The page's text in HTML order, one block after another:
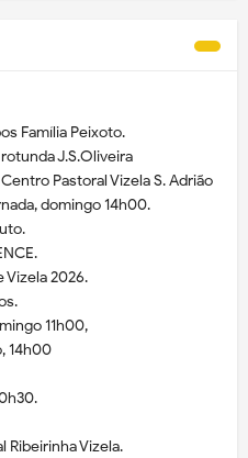
Família Peixoto.
J.S.Oliveira
Pastoral Vizela S. Adrião
domingo 14h00.
Vizela 2026.
11h00,
14h00
Ribeirinha Vizela.